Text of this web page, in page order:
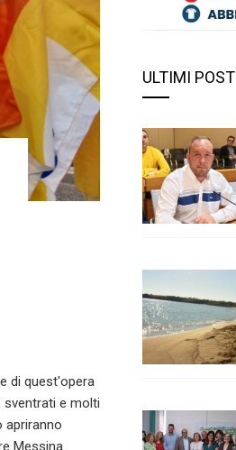
di quest'opera
sventrati e molti
apriranno
Messina.
ULTIMI POST